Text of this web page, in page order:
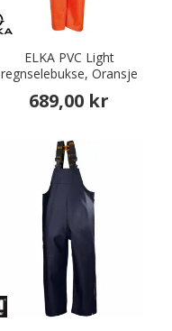
ELKA PVC Light
regnselebukse, Oransje
689,00 kr